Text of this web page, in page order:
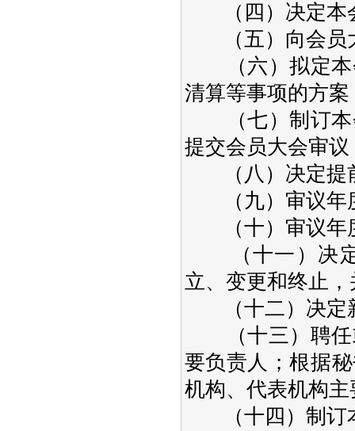
（四）决定本
（五）向会员
（六）拟定本
清算等事项的方案
（七）制订本
提交会员大会审议
（八）决定提
（九）审议年
（十）审议年
（十一）决定
立、变更和终止
（十二）决定
（十三）聘任
要负责人；根据
机构、代表机构
（十四）制订